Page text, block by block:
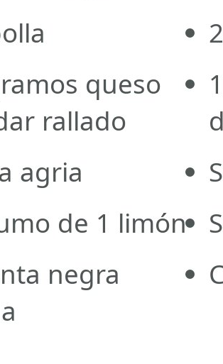
queso
rallado
agria
de 1 limón
negra